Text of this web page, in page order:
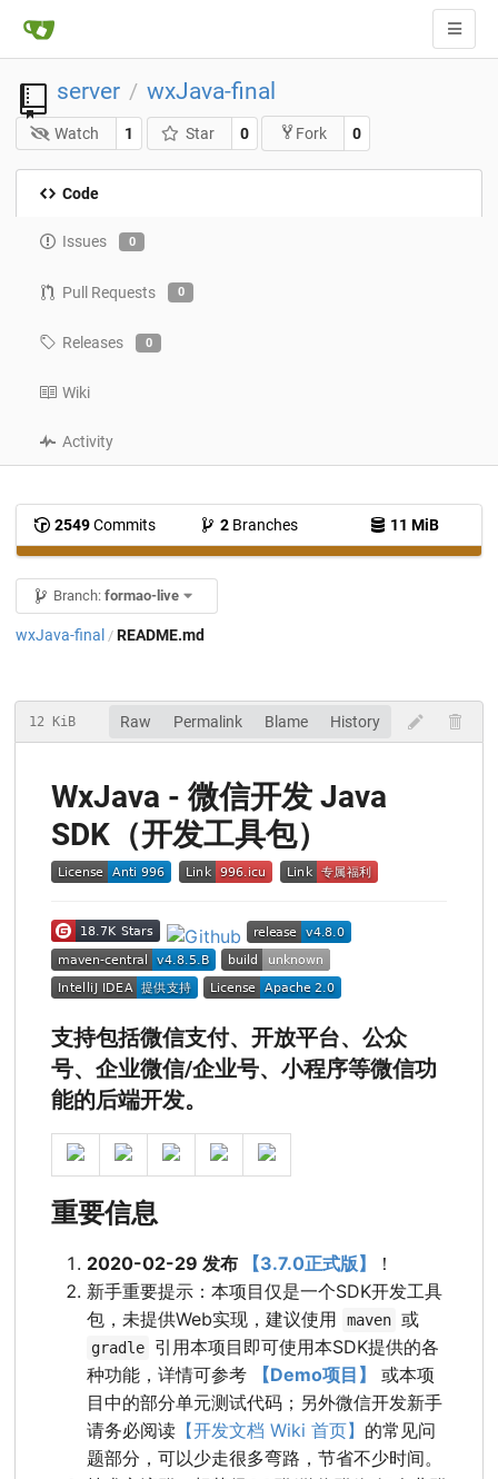
server / wxJava-final
Watch 1 Star 0 Fork 0
Code
Issues 0
Pull Requests 0
Releases 0
Wiki
Activity
2549Commits 2 Branches 11 MiB
Branch: formao-live
wxJava-final / README.md
12 KiB Raw Permalink Blame History
WxJava - 微信开发 Java
SDK（开发工具包）
支持包括微信支付、开放平台、公众
号、企业微信/企业号、小程序等微信功
能的后端开发。
重要信息
2020-02-29 发布 【3.7.0正式版】
！
新手重要提示：本项目仅是一个SDK开发工具
包，未提供Web实现，建议使用
maven 或
gradle
引用本项目即可使用本SDK提供的各
种功能，详情可参考
【Demo项目】
或本项
目中的部分单元测试代码；另外微信开发新手
请务必阅读 【开发文档 Wiki 首页】 的常见问
题部分，可以少走很多弯路，节省不少时间。